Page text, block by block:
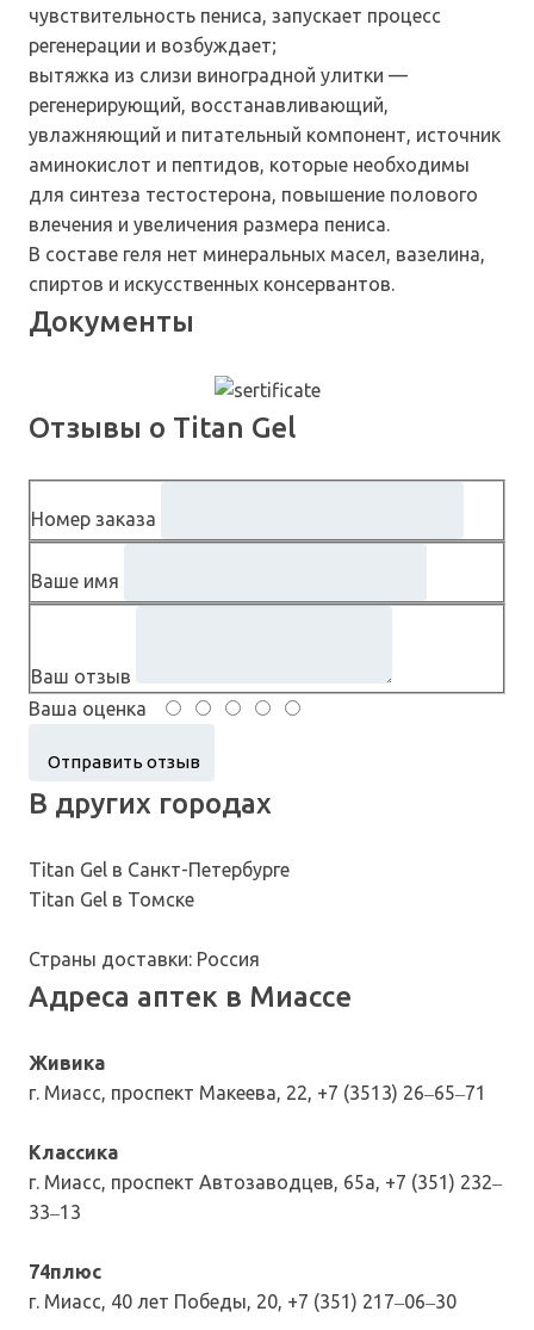
чувствительность пениса, запускает процесс
регенерации и возбуждает;
вытяжка из слизи виноградной улитки —
регенерирующий, восстанавливающий,
увлажняющий и питательный компонент, источник
аминокислот и пептидов, которые необходимы
для синтеза тестостерона, повышение полового
влечения и увеличения размера пениса.
В составе геля нет минеральных масел, вазелина,
спиртов и искусственных консервантов.
Документы
Отзывы о Titan Gel
Номер заказа
Ваше имя
Ваш отзыв
Ваша оценка
В других городах
Titan Gel в Санкт-Петербурге
Titan Gel в Томске
Страны доставки: Россия
Адреса аптек в Миассе
Живика
г. Миасс, проспект Макеева, 22, +7 (3513) 26‒65‒71
Классика
г. Миасс, проспект Автозаводцев, 65а, +7 (351) 232‒
33‒13
74плюс
г. Миасс, 40 лет Победы, 20, +7 (351) 217‒06‒30